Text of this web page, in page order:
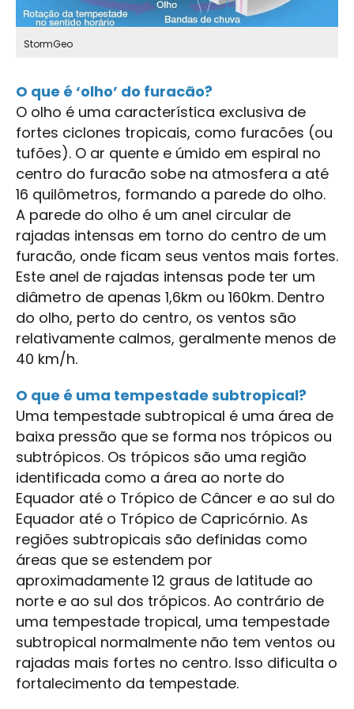
StormGeo
O que é ‘olho’ do furacão?
O olho é uma característica exclusiva de
fortes ciclones tropicais, como furacões (ou
tufões). O ar quente e úmido em espiral no
centro do furacão sobe na atmosfera a até
16 quilômetros, formando a parede do olho.
A parede do olho é um anel circular de
rajadas intensas em torno do centro de um
furacão, onde ficam seus ventos mais fortes.
Este anel de rajadas intensas pode ter um
diâmetro de apenas 1,6km ou 160km. Dentro
do olho, perto do centro, os ventos são
relativamente calmos, geralmente menos de
40 km/h.
O que é uma tempestade subtropical?
Uma tempestade subtropical é uma área de
baixa pressão que se forma nos trópicos ou
subtrópicos. Os trópicos são uma região
identificada como a área ao norte do
Equador até o Trópico de Câncer e ao sul do
Equador até o Trópico de Capricórnio. As
regiões subtropicais são definidas como
áreas que se estendem por
aproximadamente 12 graus de latitude ao
norte e ao sul dos trópicos. Ao contrário de
uma tempestade tropical, uma tempestade
subtropical normalmente não tem ventos ou
rajadas mais fortes no centro. Isso dificulta o
fortalecimento da tempestade.